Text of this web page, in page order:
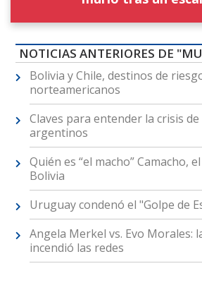
NOTICIAS ANTERIORES DE
Bolivia y Chile, destinos de
norteamericanos
Claves para entender la crisis
argentinos
Quién es “el macho” Camacho,
Bolivia
Uruguay condenó el "Golpe de
Angela Merkel vs. Evo Morales:
incendió las redes